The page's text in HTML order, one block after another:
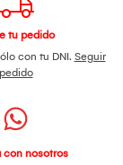
tu pedido
con tu DNI. Seguir
pedido
con nosotros